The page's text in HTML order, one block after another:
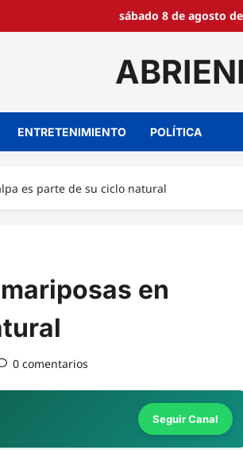
sábado 8 de agosto
ENTRETENIMIENTO POLÍTICA
es parte de su ciclo natural
en
0 comentarios
Seguir Canal